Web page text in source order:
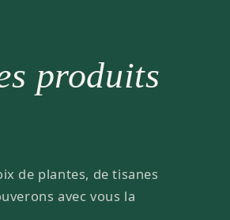
produits
de plantes, de tisanes
avec vous la